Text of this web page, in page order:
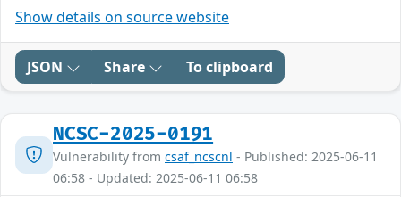
Show details on source website
JSON Share To clipboard
NCSC-2025-0191
Vulnerability from csaf_ncscnl - Published: 2025-06-11
06:58 - Updated: 2025-06-11 06:58